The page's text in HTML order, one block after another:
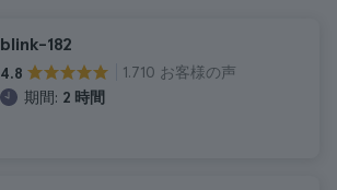
blink-182
4.8
1.710 お客様の声
期間: 2 時間